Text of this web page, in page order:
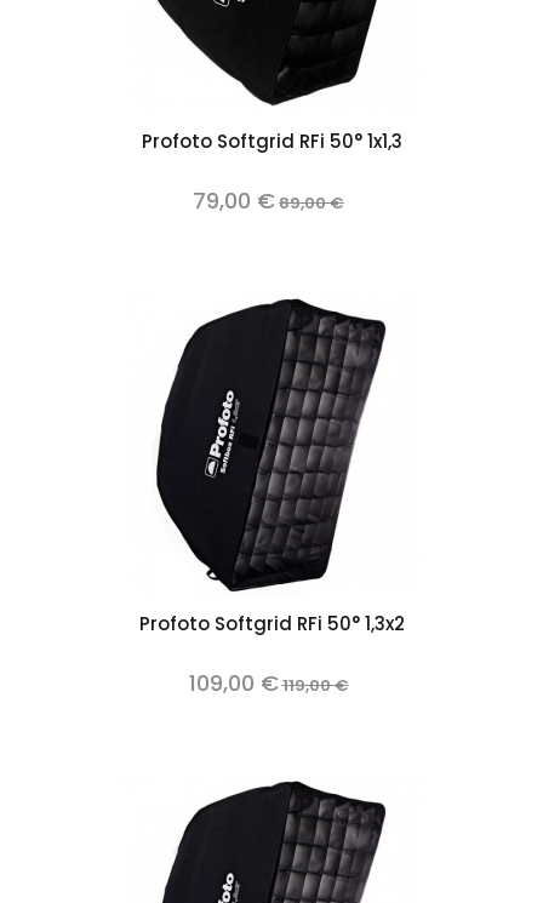
Profoto Softgrid RFi 50° 1x1,3
79,00 €89,00 €
Profoto Softgrid RFi 50° 1,3x2
109,00 €119,00 €